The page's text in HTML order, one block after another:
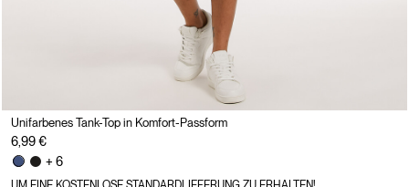
Unifarbenes Tank-Top in Komfort-Passform
6,99 €
+ 6